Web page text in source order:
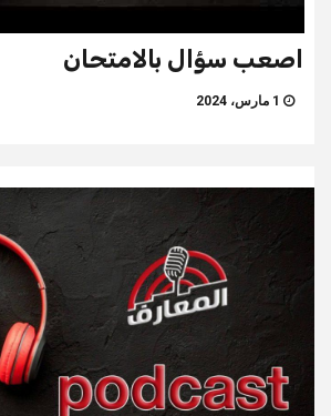
اصعب سؤال بالامتحان